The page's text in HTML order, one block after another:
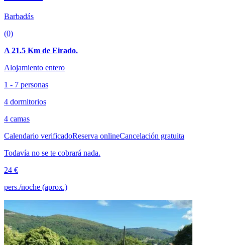
Barbadás
(0)
A 21.5 Km de Eirado.
Alojamiento entero
1 - 7 personas
4 dormitorios
4 camas
Calendario verificadoReserva onlineCancelación gratuita
Todavía no se te cobrará nada.
24 €
pers./noche (aprox.)